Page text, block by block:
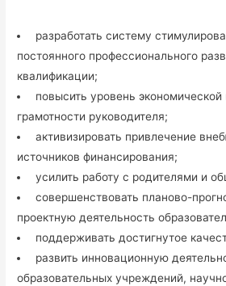
разработать систему
постоянного профессионального
квалификации;
повысить уровень экономической
грамотности руководителя;
активизировать привлечение
источников финансирования;
усилить работу с родителями и
совершенствовать планово-
проектную деятельность
поддерживать достигнутое
развить инновационную
образовательных учреждений,